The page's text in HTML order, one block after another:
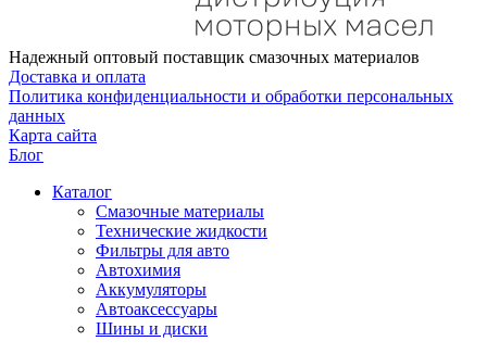
Надежный оптовый поставщик смазочных материалов
Доставка и оплата
Политика конфиденциальности и обработки персональных
данных
Карта сайта
Блог
Каталог
Смазочные материалы
Технические жидкости
Фильтры для авто
Автохимия
Аккумуляторы
Автоаксессуары
Шины и диски